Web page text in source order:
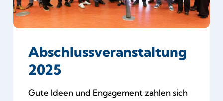
Abschlussveranstaltung
2025
Gute Ideen und Engagement zahlen sich